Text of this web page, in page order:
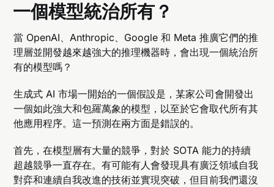
一個模型統治所有？
當 OpenAI、Anthropic、Google 和 Meta 推廣它們的推
理層並開發越來越強大的推理機器時，會出現一個統治所
有的模型嗎？
生成式 AI 市場一開始的一個假設是，某家公司會開發出
一個如此強大和包羅萬象的模型，以至於它會取代所有其
他應用程序。這一預測在兩方面是錯誤的。
首先，在模型層有大量的競爭，對於 SOTA 能力的持續
超越競爭一直存在。有可能有人會發現具有廣泛領域自我
對弈和連續自我改進的技術並實現突破，但目前我們還沒